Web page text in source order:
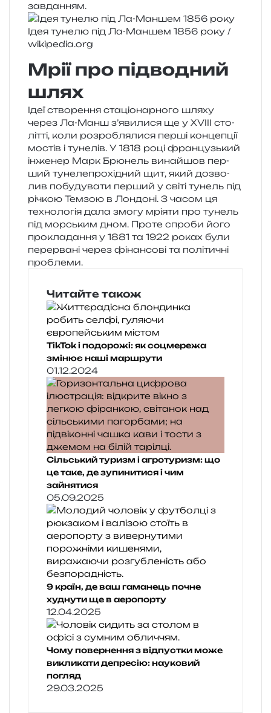
завданням.
Ідея туне­лю під Ла-Маншем 1856 року /​
wikipedia​.org
Мрії про підводний
шлях
Ідеї ство­ре­н­ня ста­ціо­нар­но­го шляху
через Ла-Манш з’явилися ще у XVIII сто­
літ­ті, коли роз­ро­бля­ли­ся перші кон­це­пції
мостів і туне­лів. У 1818 році фран­цузь­кий
інже­нер Марк Брюнель вина­йшов пер­
ший туне­ле­про­хі­дний щит, який дозво­
лив побу­ду­ва­ти пер­ший у світі тунель під
річкою Темзою в Лондоні. З часом ця
техно­ло­гія дала змогу мрі­я­ти про тунель
під мор­ським дном. Проте спро­би його
про­кла­да­н­ня у 1881 та 1922 роках були
пере­р­ва­ні через фінан­со­ві та полі­ти­чні
проблеми.
Читайте також
TikTok і подорожі: як соцмережа
змінює наші маршрути
01.12.2024
Сільський туризм і агротуризм: що
це таке, де зупинитися і чим
зайнятися
05.09.2025
9 країн, де ваш гаманець почне
худнути ще в аеропорту
12.04.2025
Чому повернення з відпустки може
викликати депресію: науковий
погляд
29.03.2025